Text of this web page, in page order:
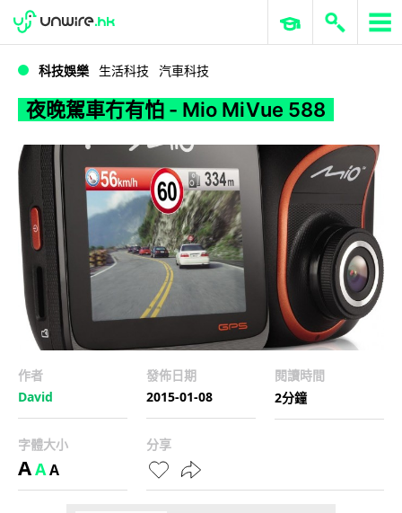
夜晚駕車冇有怕 - Mio MiVue 588
WWDC 2026 ERP 與商業 AI
科技娛樂 生活科技 汽車科技
夜晚駕車冇有怕 - Mio MiVue 588
作者
David
發佈日期
2015-01-08
閱讀時間
2分鐘
字體大小
AAA
分享